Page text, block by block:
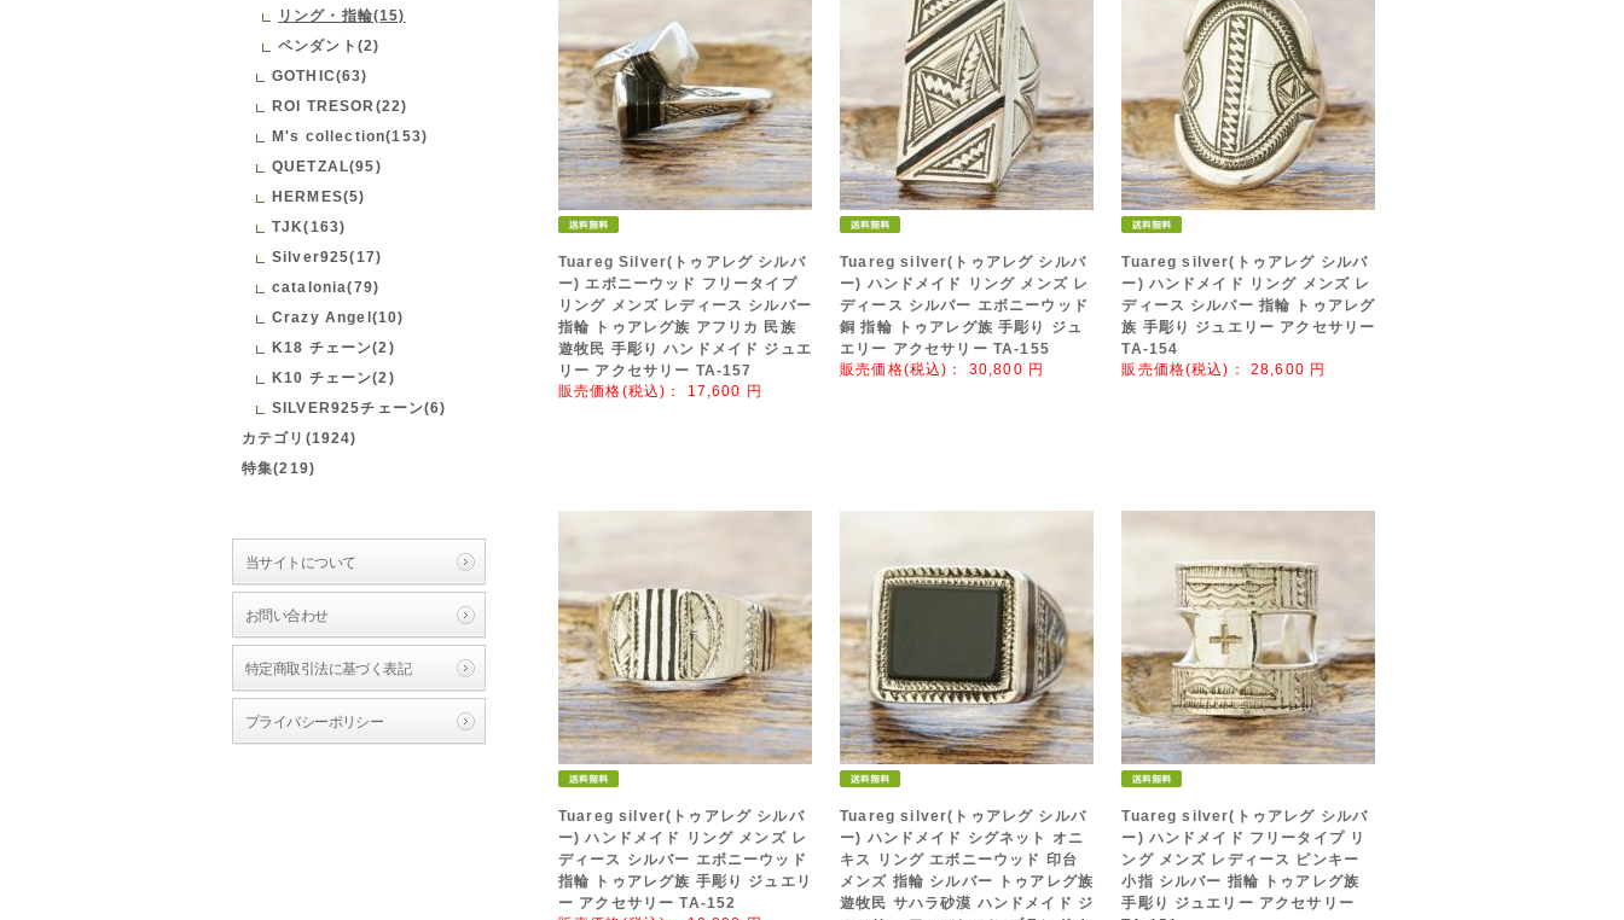
リング・指輪(15)
ペンダント(2)
GOTHIC(63)
ROI TRESOR(22)
M's collection(153)
QUETZAL(95)
HERMES(5)
TJK(163)
Silver925(17)
catalonia(79)
Crazy Angel(10)
K18 チェーン(2)
K10 チェーン(2)
SILVER925チェーン(6)
カテゴリ(1924)
特集(219)
当サイトについて
お問い合わせ
特定商取引法に基づく表記
プライバシーポリシー
Tuareg Silver(トゥアレグ シルバ
ー) エボニーウッド フリータイプ
リング メンズ レディース シルバー
指輪 トゥアレグ族 アフリカ 民族
遊牧民 手彫り ハンドメイド ジュエ
リー アクセサリー TA-157
販売価格(税込)： 17,600 円
Tuareg silver(トゥアレグ シルバ
ー) ハンドメイド リング メンズ レ
ディース シルバー エボニーウッド
銅 指輪 トゥアレグ族 手彫り ジュ
エリー アクセサリー TA-155
販売価格(税込)： 30,800 円
Tuareg silver(トゥアレグ シルバ
ー) ハンドメイド リング メンズ レ
ディース シルバー 指輪 トゥアレグ
族 手彫り ジュエリー アクセサリー
TA-154
販売価格(税込)： 28,600 円
Tuareg silver(トゥアレグ シルバ
ー) ハンドメイド リング メンズ レ
ディース シルバー エボニーウッド
指輪 トゥアレグ族 手彫り ジュエリ
ー アクセサリー TA-152
Tuareg silver(トゥアレグ シルバ
ー) ハンドメイド シグネット オニ
キス リング エボニーウッド 印台
メンズ 指輪 シルバー トゥアレグ族
遊牧民 サハラ砂漠 ハンドメイド ジ
Tuareg silver(トゥアレグ シルバ
ー) ハンドメイド フリータイプ リ
ング メンズ レディース ピンキー
小指 シルバー 指輪 トゥアレグ族
手彫り ジュエリー アクセサリー